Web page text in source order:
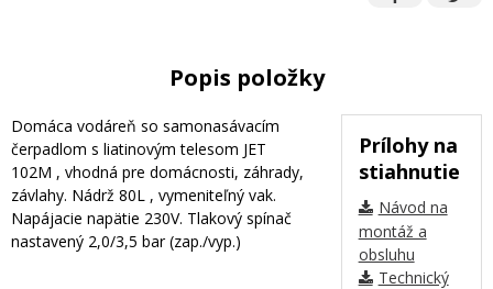
Popis položky
Prílohy na
stiahnutie
Návod na
montáž a
obsluhu
Technický
Domáca vodáreň so samonasávacím
čerpadlom s liatinovým telesom JET
102M , vhodná pre domácnosti, záhrady,
závlahy. Nádrž 80L , vymeniteľný vak.
Napájacie napätie 230V. Tlakový spínač
nastavený 2,0/3,5 bar (zap./vyp.)